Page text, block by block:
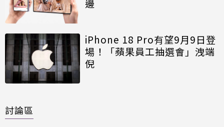
邊
iPhone 18 Pro有望9月9日登
場！「蘋果員工抽選會」洩端
倪
討論區